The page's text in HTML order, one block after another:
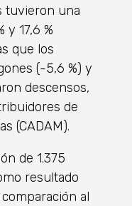
tuvieron una
y 17,6 %
que los
(-5,6 %) y
descensos,
de
(CADAM).
de 1.375
resultado
al